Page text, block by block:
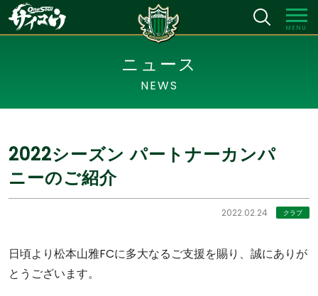
MENU
ニュース
NEWS
2022シーズン パートナーカンパ
ニーのご紹介
2022.02.24 クラブ
日頃より松本山雅FCに多大なるご支援を賜り、誠にありが
とうございます。